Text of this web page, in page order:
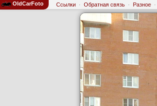
OldCarFoto Ссылки · Обратная связь · Разное ·